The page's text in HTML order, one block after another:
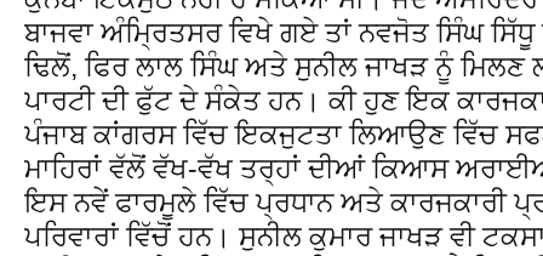
ਬਾਜਵਾ ਅੰਮਿ੍ਰਤਸਰ ਵਿਖੇ ਗਏ ਤਾਂ ਨਵਜੋਤ ਸਿੰਘ
ਢਿਲੋਂ, ਫਿਰ ਲਾਲ ਸਿੰਘ ਅਤੇ ਸੁਨੀਲ ਜਾਖੜ ਨੂੰ
ਪਾਰਟੀ ਦੀ ਫੁੱਟ ਦੇ ਸੰਕੇਤ ਹਨ। ਕੀ ਹੁਣ ਇਕ
ਪੰਜਾਬ ਕਾਂਗਰਸ ਵਿੱਚ ਇਕਜੁਟਤਾ ਲਿਆਉਣ ਵਿੱਚ
ਮਾਹਿਰਾਂ ਵੱਲੋਂ ਵੱਖ-ਵੱਖ ਤਰ੍ਹਾਂ ਦੀਆਂ ਕਿਆਸ
ਇਸ ਨਵੇਂ ਫਾਰਮੂਲੇ ਵਿੱਚ ਪ੍ਰਧਾਨ ਅਤੇ ਕਾਰਜਕਾਰੀ
ਪਰਿਵਾਰਾਂ ਵਿੱਚੋਂ ਹਨ। ਸੁਨੀਲ ਕੁਮਾਰ ਜਾਖੜ ਵੀ